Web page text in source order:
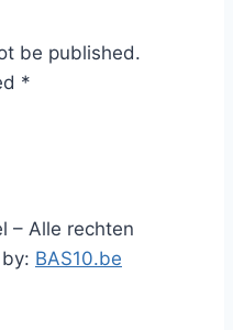
be published.
*
– Alle rechten
BAS10.be